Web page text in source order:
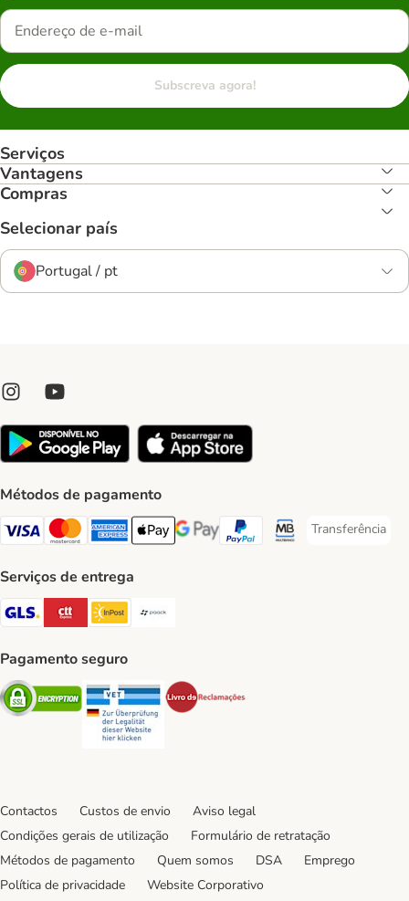
Subscreva agora!
Serviços
Vantagens
Compras
Selecionar país
Portugal / pt
Métodos de pagamento
Visa Payment Method
Mastercard Payment Method
American Express Payment Method
Apple Pay Payment Method
Google Pay Payment Method
PayPal Payment Method
Multibanco Payment
Transferência
Transferência
Serviços de entrega
GLS Shipping Method
CTTExpress Shipping Method
InPost Shipping Method
Pagamento seguro
Security Security
Contactos Custos de envio
Aviso legal
Condições gerais de utilização
Formulário de retratação
Métodos de pagamento
Quem somos DSA
Emprego
Política de privacidade
Website Corporativo